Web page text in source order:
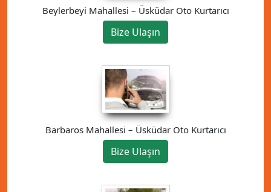
Beylerbeyi Mahallesi – Üsküdar Oto Kurtarıcı
Bize Ulaşın
Barbaros Mahallesi – Üsküdar Oto Kurtarıcı
Bize Ulaşın